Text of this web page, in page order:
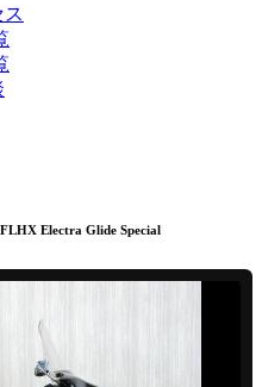
FLHX Electra Glide Special